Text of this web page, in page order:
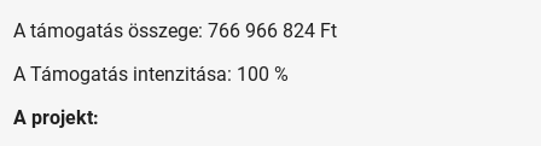
A támogatás összege: 766 966 824 Ft
A Támogatás intenzitása: 100 %
A projekt: